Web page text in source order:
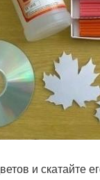
с детьми
из бутылочной
тыквы
и скатайте